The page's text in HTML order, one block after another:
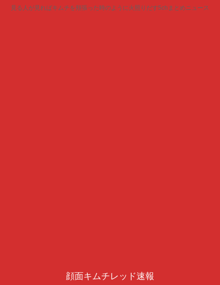
見る人が見ればキムチを頬張った時のように火照りだす5chまとめニュース
顔面キムチレッド速報